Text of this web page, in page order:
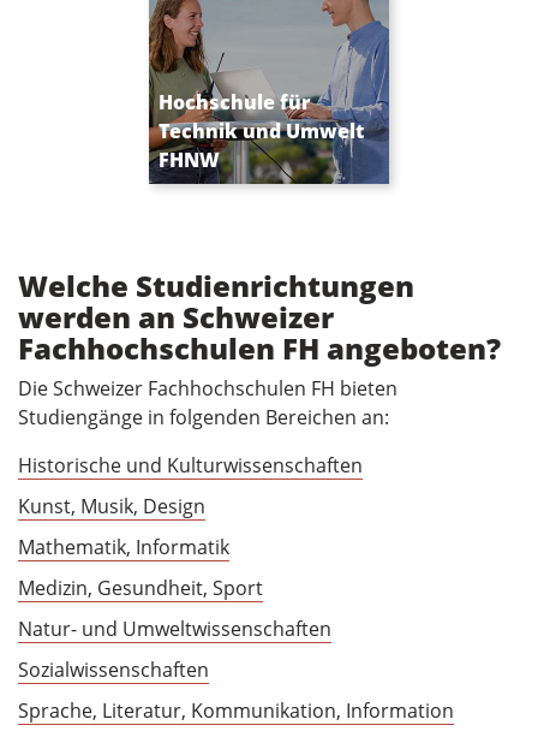
Hochschule für
Technik und Umwelt
FHNW
Studieren an der
Schnittstelle von
Mensch, Technik &
Umwelt
Welche Studienrichtungen
werden an Schweizer
Fachhochschulen FH angeboten?
Die Schweizer Fachhochschulen FH bieten
Studiengänge in folgenden Bereichen an:
Historische und Kulturwissenschaften
Kunst, Musik, Design
Mathematik, Informatik
Medizin, Gesundheit, Sport
Natur- und Umweltwissenschaften
Sozialwissenschaften
Sprache, Literatur, Kommunikation, Information